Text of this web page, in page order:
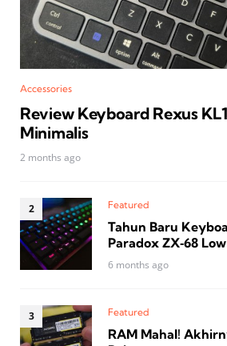
Accessories
Review Keyboard Rexus
Minimalis
2 months ago
Featured
Tahun Baru
Paradox ZX‑68
6 months ago
Featured
RAM Mahal!